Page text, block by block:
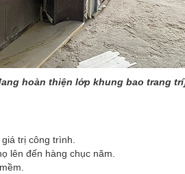
hoàn thiện lớp khung bao trang
trị công trình.
lên đến hàng chục năm.